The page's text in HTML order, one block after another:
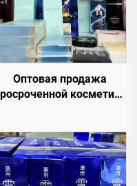
Оптовая продажа
косметики
товары от
надежных продавцов